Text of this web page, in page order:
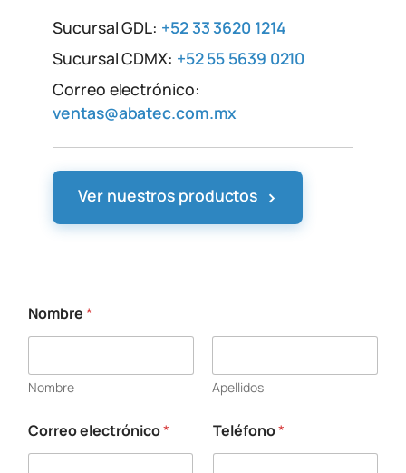
Sucursal GDL: +52 33 3620 1214
Sucursal CDMX: +52 55 5639 0210
Correo electrónico:
ventas@abatec.com.mx
Ver nuestros productos ›
Nombre*
Nombre Apellidos
N
o
Correo electrónico* Teléfono*